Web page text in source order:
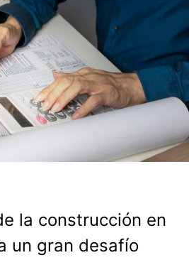
la construcción en
un gran desafío